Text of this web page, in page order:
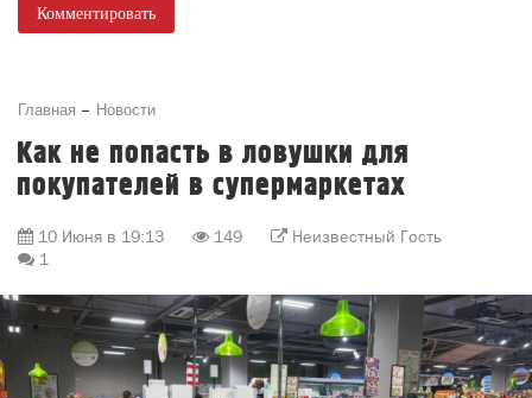
Комментировать
Главная Новости
Как не попасть в ловушки для
покупателей в супермаркетах
10 Июня в 19:13 149
Неизвестный Гость
1